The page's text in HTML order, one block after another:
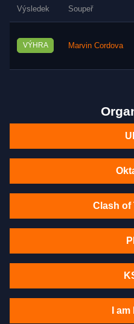
Výsledek Soupeř
VÝHRA Marvin Cordova
Clash of
I